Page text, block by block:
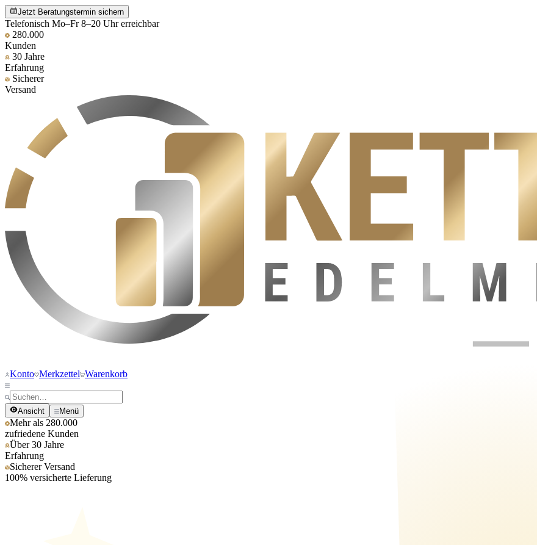
Jetzt Beratungstermin sichern
Telefonisch Mo–Fr 8–20 Uhr erreichbar
280.000
Kunden
30 Jahre
Erfahrung
Sicherer
Versand
Konto Merkzettel Warenkorb
Ansicht Menü
Mehr als 280.000
zufriedene Kunden
Über 30 Jahre
Erfahrung
Sicherer Versand
100% versicherte Lieferung